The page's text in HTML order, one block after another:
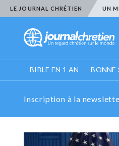
LE JOURNAL CHRÉTIEN UN
BIBLE EN 1 AN BONNE
Inscription à la